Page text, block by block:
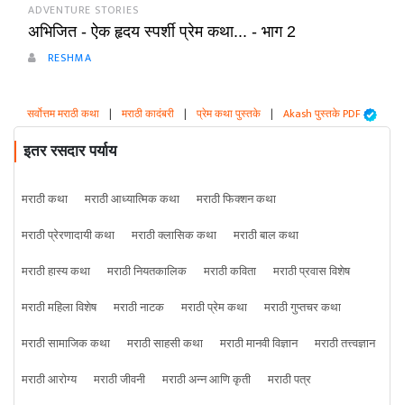
ADVENTURE STORIES
अभिजित - ऐक हृदय स्पर्शी प्रेम कथा... - भाग 2
RESHMA
सर्वोत्तम मराठी कथा | मराठी कादंबरी | प्रेम कथा पुस्तके | Akash पुस्तके PDF
इतर रसदार पर्याय
मराठी कथा मराठी आध्यात्मिक कथा
मराठी फिक्शन कथा
मराठी प्रेरणादायी कथा
मराठी क्लासिक कथा
मराठी बाल कथा
मराठी हास्य कथा
मराठी नियतकालिक मराठी कविता
मराठी प्रवास विशेष
मराठी महिला विशेष
मराठी नाटक मराठी प्रेम कथा
मराठी गुप्तचर कथा
मराठी सामाजिक कथा
मराठी साहसी कथा मराठी मानवी विज्ञान
मराठी तत्त्वज्ञान
मराठी आरोग्य
मराठी जीवनी मराठी अन्न आणि कृती
मराठी पत्र